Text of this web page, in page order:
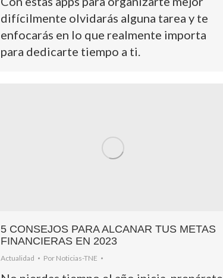
difícilmente olvidarás alguna tarea y te
enfocarás en lo que realmente importa
para dedicarte tiempo a ti.
5 CONSEJOS PARA ALCANAR TUS METAS
FINANCIERAS EN 2023
Actualidad Por Noticias-TNE